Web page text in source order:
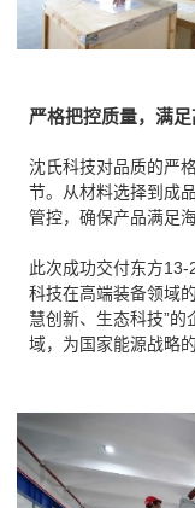
严格把控质量，满
沈氏科技对品质的严
节。从材料选择到成
管控，确保产品满足
此次成功交付东方
科技在高端装备领域
慧创新、生态科技”
域，为国家能源战略